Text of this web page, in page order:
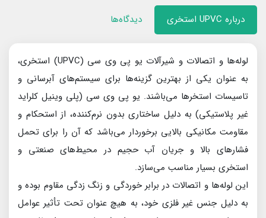
درباره UPVC استخری دیدگاه‌ها
لوله‌ها و اتصالات و شیرآلات یو پی وی سی (UPVC) استخری،
به عنوان یکی از بهترین گزینه‌ها برای سیستم‌های آبرسانی و
تاسیسات استخرها می‌باشند. یو پی وی سی (پلی وینیل کلراید
غیر پلاستیکی) به دلیل ساختاری بدون نرم‌کننده، از استحکام و
مقاومت مکانیکی بالایی برخوردار می‌باشد که آن را برای تحمل
فشارهای بالا و جریان آب حجیم در محیط‌های صنعتی و
استخری بسیار مناسب می‌سازد.
این لوله‌ها و اتصالات در برابر خوردگی و زنگ زدگی مقاوم بوده و
به دلیل جنس غیر فلزی خود، به هیچ عنوان تحت تأثیر عوامل